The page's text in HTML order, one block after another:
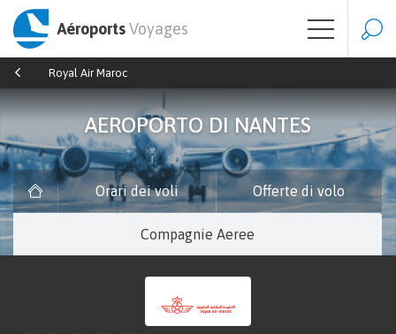
AéroportsVoyages
Royal Air Maroc
AEROPORTO DI NANTES
Orari dei voli Offerte di volo
Compagnie Aeree